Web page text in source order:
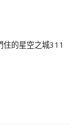
住的星空之城311